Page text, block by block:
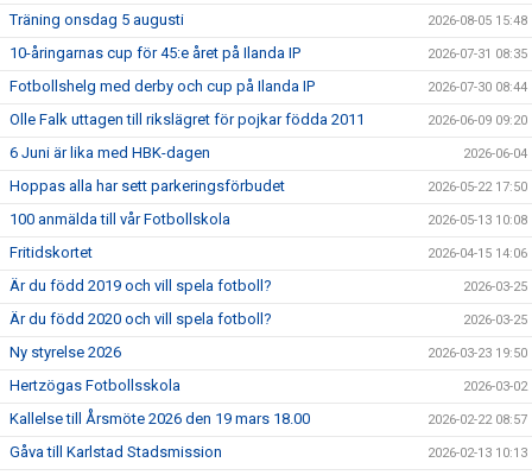
Träning onsdag 5 augusti 2026-08-05 15:48
10-åringarnas cup för 45:e året på Ilanda IP 2026-07-31 08:35
Fotbollshelg med derby och cup på Ilanda IP 2026-07-30 08:44
Olle Falk uttagen till rikslägret för pojkar födda 2011 2026-06-09 09:20
6 Juni är lika med HBK-dagen 2026-06-04
Hoppas alla har sett parkeringsförbudet 2026-05-22 17:50
100 anmälda till vår Fotbollskola 2026-05-13 10:08
Fritidskortet 2026-04-15 14:06
Är du född 2019 och vill spela fotboll? 2026-03-25
Är du född 2020 och vill spela fotboll? 2026-03-25
Ny styrelse 2026 2026-03-23 19:50
Hertzögas Fotbollsskola 2026-03-02
Kallelse till Årsmöte 2026 den 19 mars 18.00 2026-02-22 08:57
Gåva till Karlstad Stadsmission 2026-02-13 10:13